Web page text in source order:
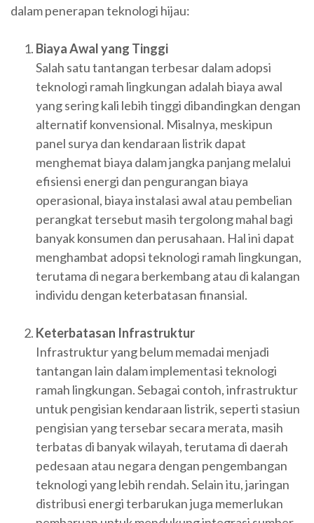
dalam penerapan teknologi hijau:
Biaya Awal yang Tinggi
Salah satu tantangan terbesar dalam adopsi
teknologi ramah lingkungan adalah biaya awal
yang sering kali lebih tinggi dibandingkan dengan
alternatif konvensional. Misalnya, meskipun
panel surya dan kendaraan listrik dapat
menghemat biaya dalam jangka panjang melalui
efisiensi energi dan pengurangan biaya
operasional, biaya instalasi awal atau pembelian
perangkat tersebut masih tergolong mahal bagi
banyak konsumen dan perusahaan. Hal ini dapat
menghambat adopsi teknologi ramah lingkungan,
terutama di negara berkembang atau di kalangan
individu dengan keterbatasan finansial.
Keterbatasan Infrastruktur
Infrastruktur yang belum memadai menjadi
tantangan lain dalam implementasi teknologi
ramah lingkungan. Sebagai contoh, infrastruktur
untuk pengisian kendaraan listrik, seperti stasiun
pengisian yang tersebar secara merata, masih
terbatas di banyak wilayah, terutama di daerah
pedesaan atau negara dengan pengembangan
teknologi yang lebih rendah. Selain itu, jaringan
distribusi energi terbarukan juga memerlukan